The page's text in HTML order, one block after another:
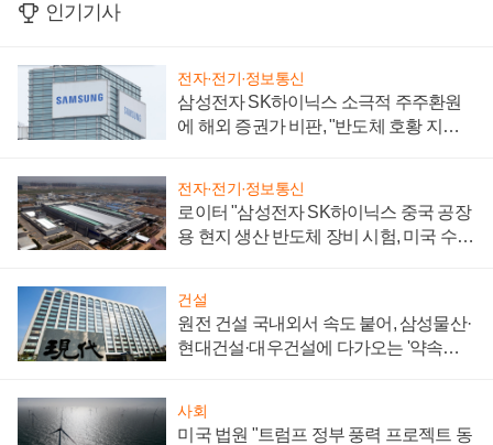
인기기사
전자·전기·정보통신
삼성전자 SK하이닉스 소극적 주주환원
에 해외 증권가 비판, "반도체 호황 지속
전자·전기·정보통신
로이터 "삼성전자 SK하이닉스 중국 공장
용 현지 생산 반도체 장비 시험, 미국 수출
건설
원전 건설 국내외서 속도 붙어, 삼성물산·
현대건설·대우건설에 다가오는 '약속의
사회
미국 법원 "트럼프 정부 풍력 프로젝트 동